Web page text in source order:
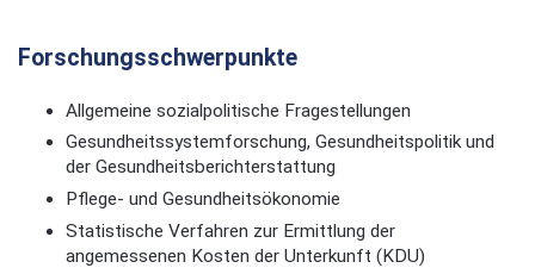
Forschungsschwerpunkte
Allgemeine sozialpolitische Fragestellungen
Gesundheitssystemforschung, Gesundheitspolitik und
der Gesundheitsberichterstattung
Pflege- und Gesundheitsökonomie
Statistische Verfahren zur Ermittlung der
angemessenen Kosten der Unterkunft (KDU)